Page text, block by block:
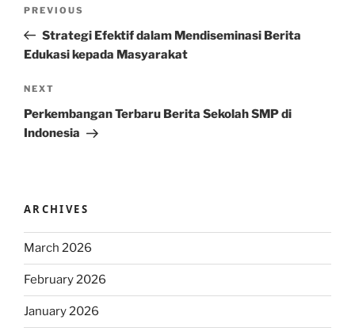
Previous
Post
PREVIOUS
Strategi Efektif dalam Mendiseminasi Berita
Edukasi kepada Masyarakat
Next
Post
NEXT
Perkembangan Terbaru Berita Sekolah SMP di
Indonesia
ARCHIVES
March 2026
February 2026
January 2026